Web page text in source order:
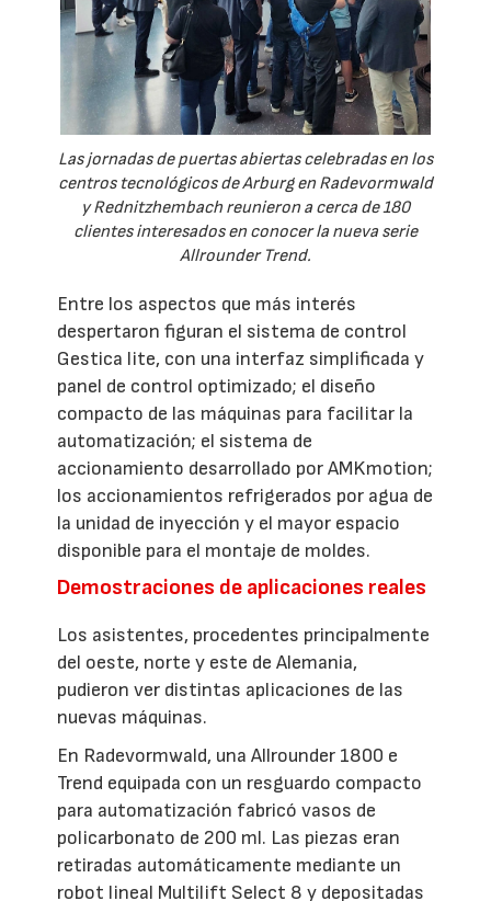
Las jornadas de puertas abiertas celebradas en los
centros tecnológicos de Arburg en Radevormwald
y Rednitzhembach reunieron a cerca de 180
clientes interesados en conocer la nueva serie
Allrounder Trend.
Entre los aspectos que más interés
despertaron figuran el sistema de control
Gestica lite, con una interfaz simplificada y
panel de control optimizado; el diseño
compacto de las máquinas para facilitar la
automatización; el sistema de
accionamiento desarrollado por AMKmotion;
los accionamientos refrigerados por agua de
la unidad de inyección y el mayor espacio
disponible para el montaje de moldes.
Demostraciones de aplicaciones reales
Los asistentes, procedentes principalmente
del oeste, norte y este de Alemania,
pudieron ver distintas aplicaciones de las
nuevas máquinas.
En Radevormwald, una Allrounder 1800 e
Trend equipada con un resguardo compacto
para automatización fabricó vasos de
policarbonato de 200 ml. Las piezas eran
retiradas automáticamente mediante un
robot lineal Multilift Select 8 y depositadas